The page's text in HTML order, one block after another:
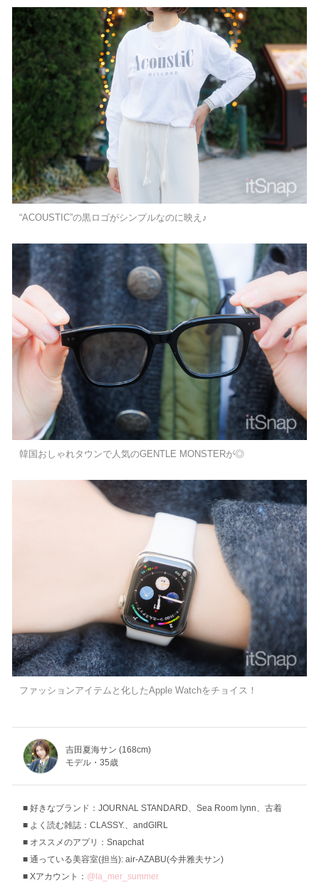
“ACOUSTIC”の黒ロゴがシンプルなのに映え♪
韓国おしゃれタウンで人気のGENTLE MONSTERが◎
ファッションアイテムと化したApple Watchをチョイス！
吉田夏海サン (168cm)
モデル・35歳
好きなブランド：JOURNAL STANDARD、Sea Room lynn、古着
よく読む雑誌：CLASSY.、andGIRL
オススメのアプリ：Snapchat
通っている美容室(担当): air-AZABU(今井雅夫サン)
Xアカウント： @la_mer_summer